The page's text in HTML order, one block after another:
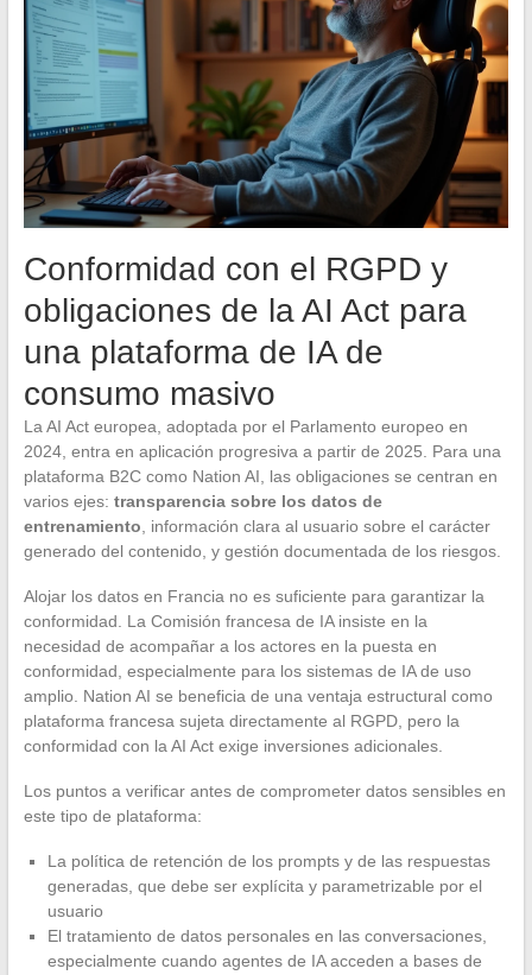
Conformidad con el RGPD y
obligaciones de la AI Act para
una plataforma de IA de
consumo masivo
La AI Act europea, adoptada por el Parlamento europeo en
2024, entra en aplicación progresiva a partir de 2025. Para una
plataforma B2C como Nation AI, las obligaciones se centran en
varios ejes: transparencia sobre los datos de
entrenamiento , información clara al usuario sobre el carácter
generado del contenido, y gestión documentada de los riesgos.
Alojar los datos en Francia no es suficiente para garantizar la
conformidad. La Comisión francesa de IA insiste en la
necesidad de acompañar a los actores en la puesta en
conformidad, especialmente para los sistemas de IA de uso
amplio. Nation AI se beneficia de una ventaja estructural como
plataforma francesa sujeta directamente al RGPD, pero la
conformidad con la AI Act exige inversiones adicionales.
Los puntos a verificar antes de comprometer datos sensibles en
este tipo de plataforma:
La política de retención de los prompts y de las respuestas
generadas, que debe ser explícita y parametrizable por el
usuario
El tratamiento de datos personales en las conversaciones,
especialmente cuando agentes de IA acceden a bases de